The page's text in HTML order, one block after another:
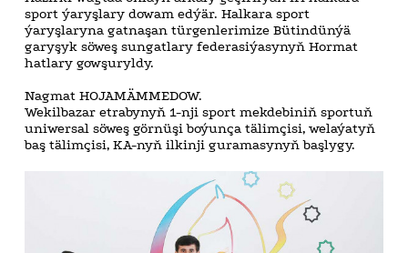
sport ýaryşlary dowam edýär. Halkara sport
ýaryşlaryna gatnaşan türgenlerimize Bütindünýä
garyşyk söweş sungatlary federasiýasynyň Hormat
hatlary gowşuryldy.
Nagmat HOJAMÄMMEDOW.
Wekilbazar etrabynyň 1-nji sport mekdebiniň sportuň
uniwersal söweş görnüşi boýunça tälimçisi, welaýatyň
baş tälimçisi, KA-nyň ilkinji guramasynyň başlygy.